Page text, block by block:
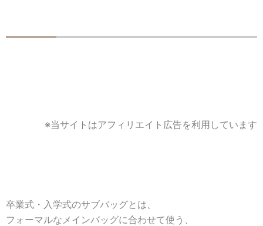
※当サイトはアフィリエイト広告を利用しています
卒業式・入学式のサブバッグとは、
フォーマルなメインバッグに合わせて使う、